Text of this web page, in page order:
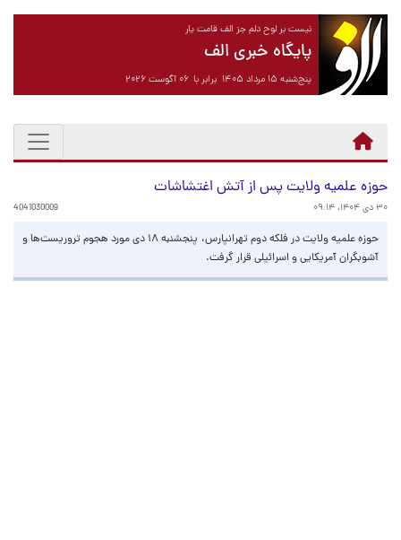
نیست بر لوح دلم جز الف قامت یار
پایگاه خبری الف
پنج‌شنبه ۱۵ مرداد ۱۴۰۵ برابر با ۰۶ آگوست ۲۰۲۶
حوزه علمیه ولایت پس از آتش اغتشاشات
۳۰ دی ۱۴۰۴، ۰۹:۱۴ 4041030009
حوزه علمیه ولایت در فلکه دوم تهرانپارس، پنجشنبه ۱۸ دی مورد هجوم تروریست‌ها و
آشوبگران آمریکایی و اسرائیلی قرار گرفت.